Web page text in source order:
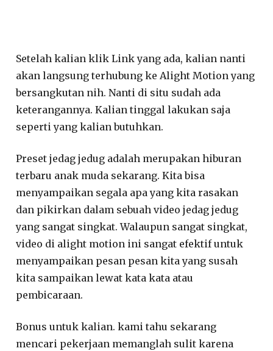
Setelah kalian klik Link yang ada, kalian nanti
akan langsung terhubung ke Alight Motion yang
bersangkutan nih. Nanti di situ sudah ada
keterangannya. Kalian tinggal lakukan saja
seperti yang kalian butuhkan.
Preset jedag jedug adalah merupakan hiburan
terbaru anak muda sekarang. Kita bisa
menyampaikan segala apa yang kita rasakan
dan pikirkan dalam sebuah video jedag jedug
yang sangat singkat. Walaupun sangat singkat,
video di alight motion ini sangat efektif untuk
menyampaikan pesan pesan kita yang susah
kita sampaikan lewat kata kata atau
pembicaraan.
Bonus untuk kalian. kami tahu sekarang
mencari pekerjaan memanglah sulit karena